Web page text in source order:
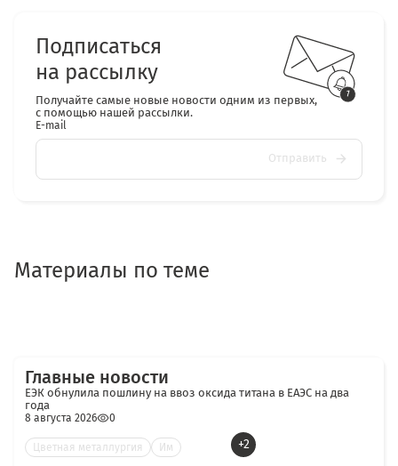
Подписаться
на рассылку
Получайте самые новые новости одним из первых,
с помощью нашей рассылки.
E-mail
Отправить
Материалы по теме
Главные новости
ЕЭК обнулила пошлину на ввоз оксида титана в ЕАЭС на два
года
8 августа 2026 0
Цветная металлургия Им +2